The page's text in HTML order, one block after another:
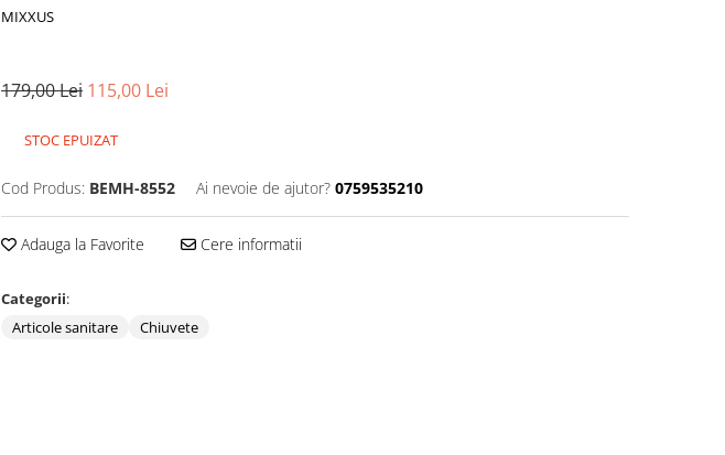
MIXXUS
179,00 Lei 115,00 Lei
STOC EPUIZAT
Cod Produs: BEMH-8552 Ai nevoie de ajutor? 0759535210
Adauga la Favorite Cere informatii
Categorii:
Articole sanitare
Chiuvete